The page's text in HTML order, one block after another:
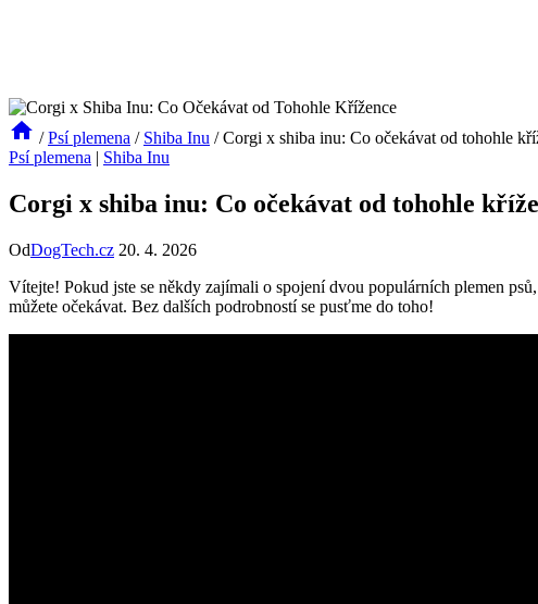
/ Psí plemena / Shiba Inu / Corgi x shiba inu: Co očekávat od tohohle
Psí plemena | Shiba Inu
Corgi x shiba inu: Co očekávat od tohohle
OdDogTech.cz 20. 4. 2026
Vítejte! Pokud jste se někdy zajímali o spojení dvou populárních plemen
můžete očekávat. Bez dalších podrobností se pusťme do toho!